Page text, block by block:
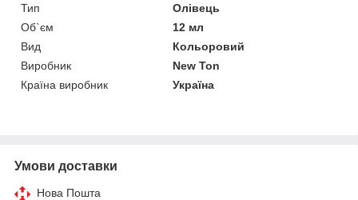
Тип
Олівець
Об`єм
12 мл
Вид
Кольоровий
Виробник
New Ton
Країна виробник
Україна
Умови доставки
Нова Пошта